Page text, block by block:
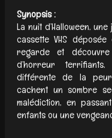
Synopsis :
La nuit d’Halloween,
cassette VHS
regarde et
d’horreur
différente de la
cachent un sombre
malédiction, en
enfants ou une